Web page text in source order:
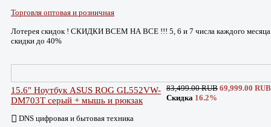
Торговля оптовая и розничная
Лотерея скидок ! СКИДКИ ВСЕМ НА ВСЕ !!! 5, 6 и 7 числа каждого месяца
скидки до 40%
83,499.00 RUB 69,999.00 RUB
Скидка 16.2%
15.6" Ноутбук ASUS ROG GL552VW-
DM703T серый + мышь и рюкзак
DNS цифровая и бытовая техника